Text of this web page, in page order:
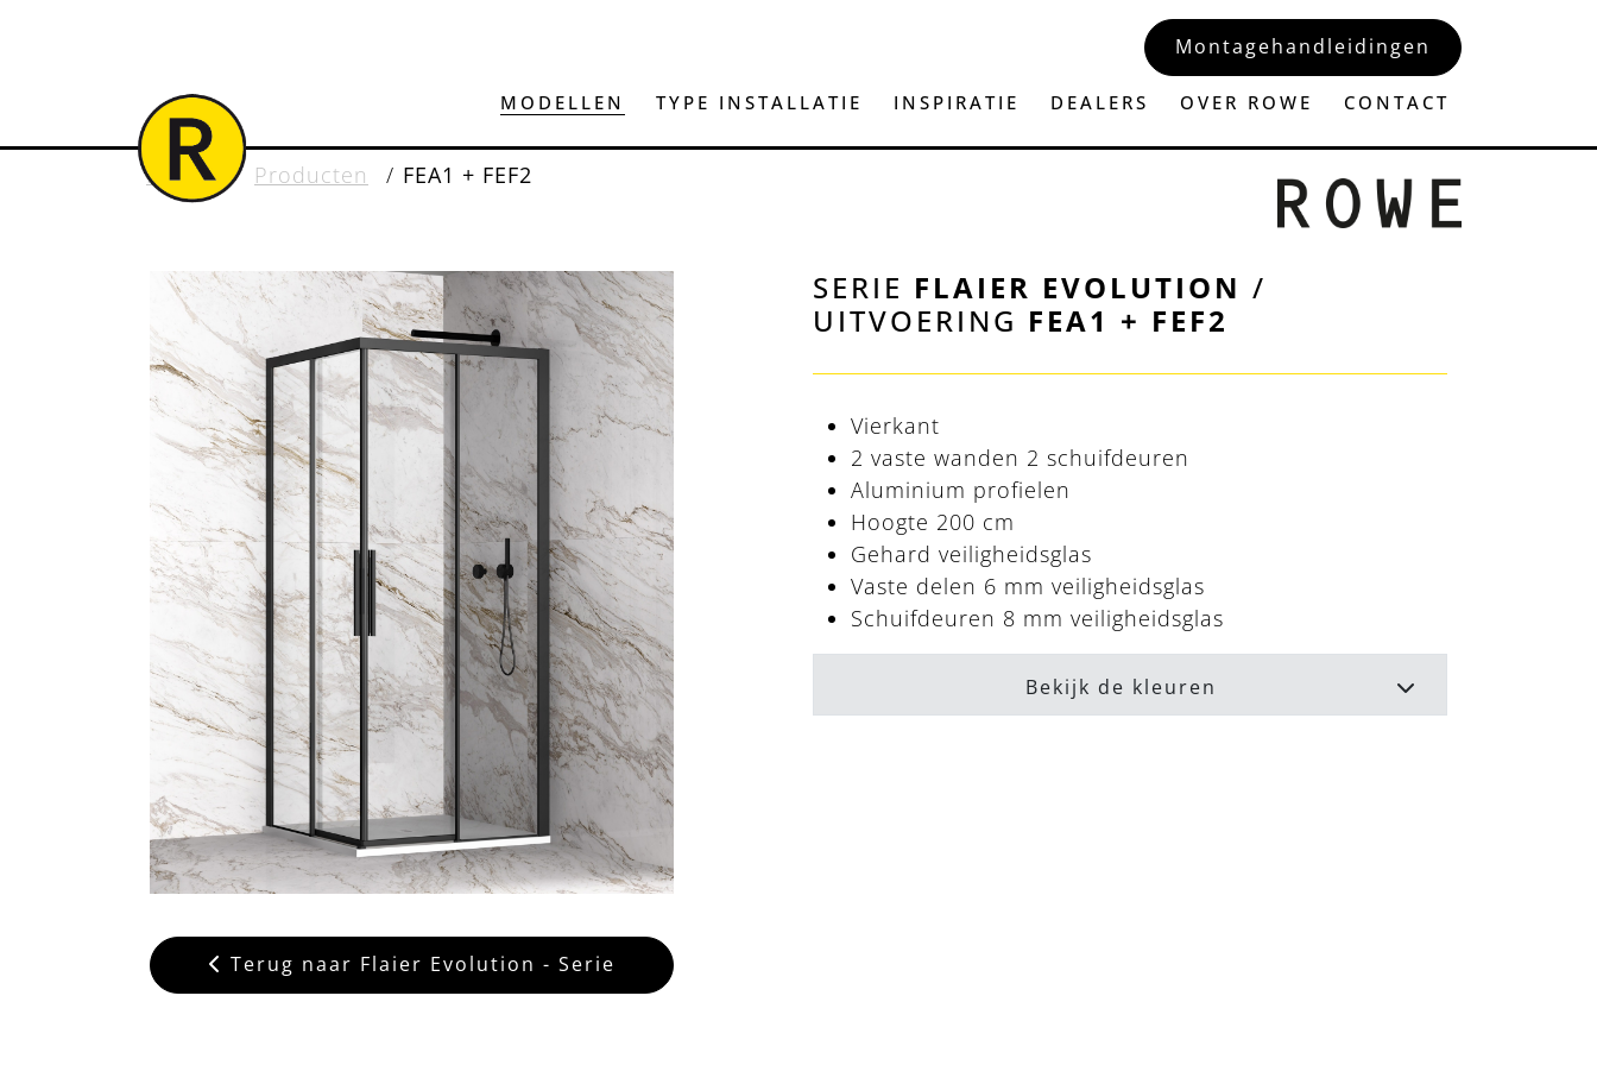
Montagehandleidingen
MODELLEN TYPE INSTALLATIE INSPIRATIE DEALERS OVER ROWE CONTACT
Home / Producten / FEA1 + FEF2
Terug naar Flaier Evolution - Serie
SERIE FLAIER EVOLUTION /
UITVOERING FEA1 + FEF2
Vierkant
2 vaste wanden 2 schuifdeuren
Aluminium profielen
Hoogte 200 cm
Gehard veiligheidsglas
Vaste delen 6 mm veiligheidsglas
Schuifdeuren 8 mm veiligheidsglas
Bekijk de kleuren